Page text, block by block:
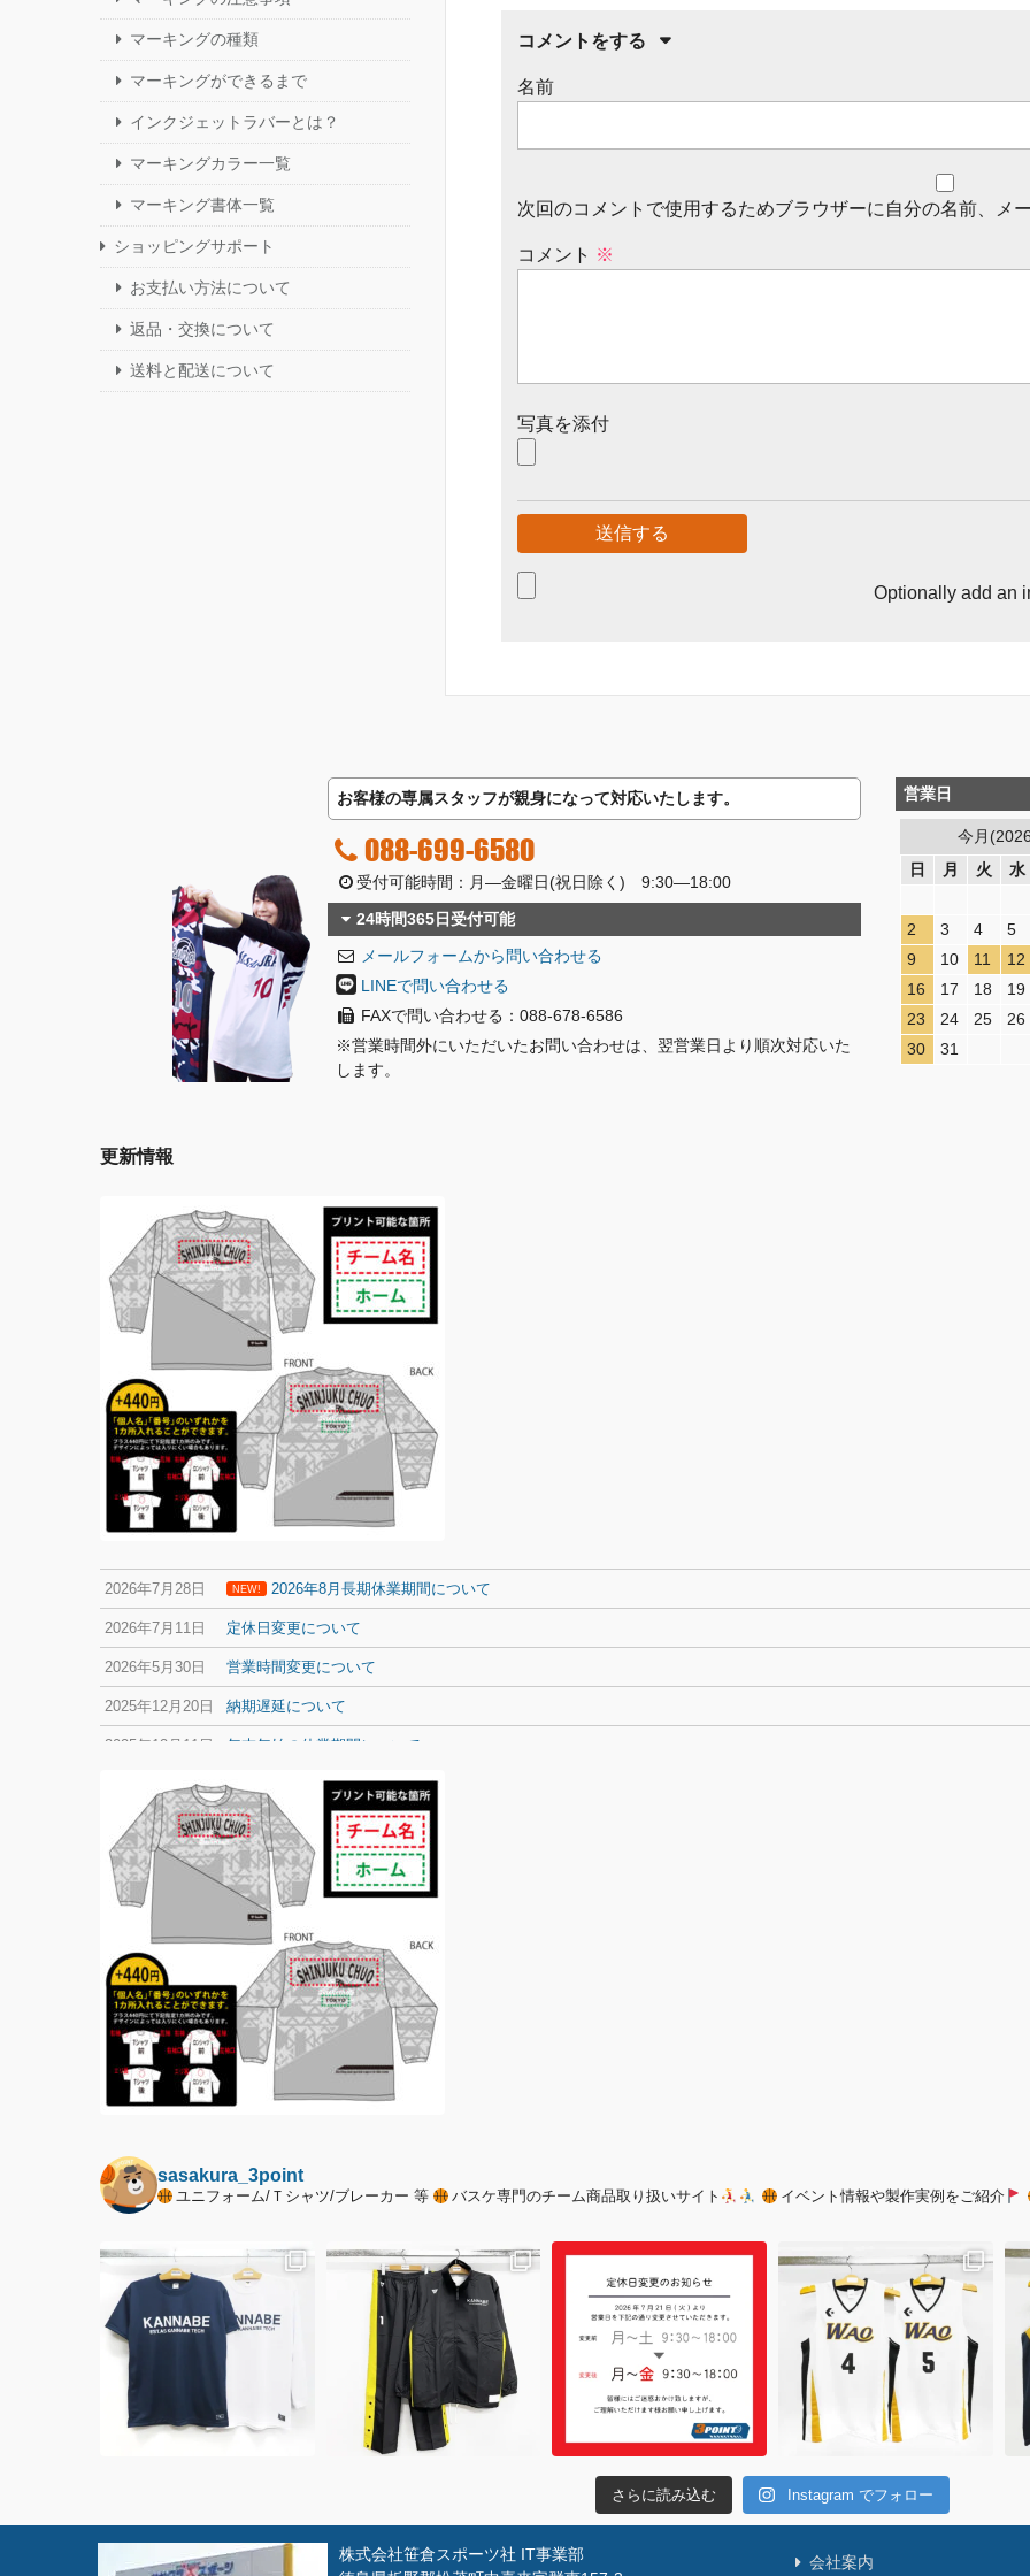
コメントをする
名前
次回のコメントで使用するためブラウザーに自分の名前、メ
コメント ※
写真を添付
Optionally add an
マーキングの種類
マーキングができるまで
インクジェットラバーとは？
マーキングカラー一覧
マーキング書体一覧
ショッピングサポート
お支払い方法について
返品・交換について
送料と配送について
お客様の専属スタッフが親身になって対応いたします。
088-699-6580
受付可能時間：月―金曜日(祝日除く) 9:30―18:00
24時間365日受付可能
メールフォームから問い合わせる
LINEで問い合わせる
FAXで問い合わせる：088-678-6586
※営業時間外にいただいたお問い合わせは、翌営業日より順次対応いた
します。
営業日
今月
日
月 火 水
2
3 4 5
9
10 11 12
16
17 18 19
23
24 25 26
30
31
更新情報
2026年7月28日 NEW! 2026年8月長期休業期間について
2026年7月11日 定休日変更について
2026年5月30日 営業時間変更について
2025年12月20日 納期遅延について
2025年12月11日 年末年始の休業期間について
sasakura_3point
ユニフォーム/Ｔシャツ/ブレーカー 等 バスケ専門のチーム商品取り扱いサイト イベント情報や製作実例をご紹介
さらに読み込む Instagram でフォロー
株式会社笹倉スポーツ社 IT事業部
会社案内